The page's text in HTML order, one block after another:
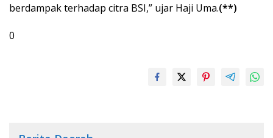
berdampak terhadap citra BSI,” ujar Haji Uma.(**)
0